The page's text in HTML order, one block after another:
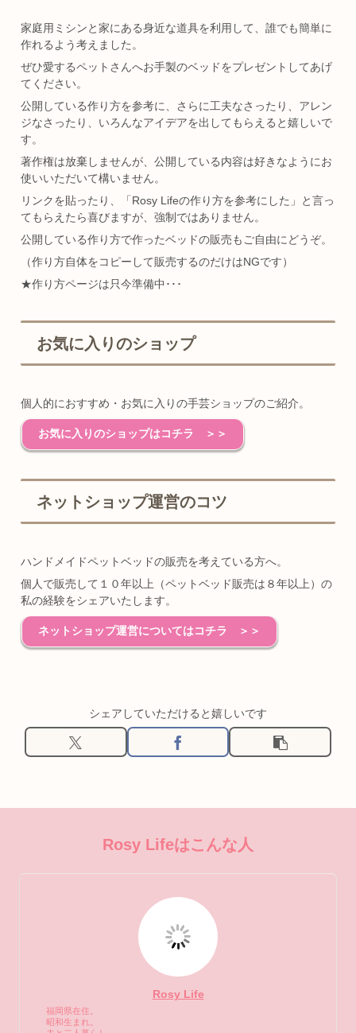
家庭用ミシンと家にある身近な道具を利用して、誰でも簡単に
作れるよう考えました。
ぜひ愛するペットさんへお手製のベッドをプレゼントしてあげ
てください。
公開している作り方を参考に、さらに工夫なさったり、アレン
ジなさったり、いろんなアイデアを出してもらえると嬉しいで
す。
著作権は放棄しませんが、公開している内容は好きなようにお
使いいただいて構いません。
リンクを貼ったり、「Rosy Lifeの作り方を参考にした」と言っ
てもらえたら喜びますが、強制ではありません。
公開している作り方で作ったベッドの販売もご自由にどうぞ。
（作り方自体をコピーして販売するのだけはNGです）
★作り方ページは只今準備中･･･
お気に入りのショップ
個人的におすすめ・お気に入りの手芸ショップのご紹介。
お気に入りのショップはコチラ ＞＞
ネットショップ運営のコツ
ハンドメイドペットベッドの販売を考えている方へ。
個人で販売して１０年以上（ペットベッド販売は８年以上）の
私の経験をシェアいたします。
ネットショップ運営についてはコチラ ＞＞
シェアしていただけると嬉しいです
Rosy Lifeはこんな人
Rosy Life
福岡県在住。
昭和生まれ。